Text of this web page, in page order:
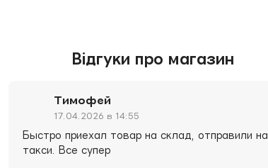
Відгуки про магазин
Тимофей
17.04.2026 в 14:55
Быстро приехал товар на склад, отправили на
такси. Все супер